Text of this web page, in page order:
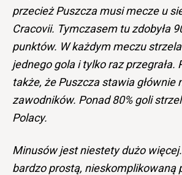
przecież Puszcza musi mecze u
Cracovii. Tymczasem tu zdobyła
punktów. W każdym meczu
jednego gola i tylko raz przegrała.
także, że Puszcza stawia głównie
zawodników. Ponad 80% goli
Polacy.
Minusów jest niestety dużo
bardzo prostą, nieskomplikowaną